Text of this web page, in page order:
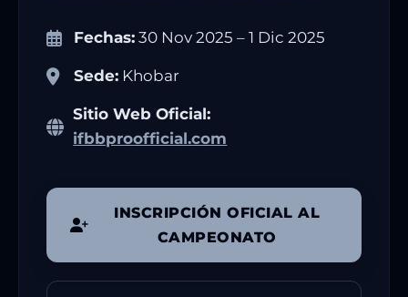
Fechas: 30 Nov 2025 – 1 Dic 2025
Sede: Khobar
Sitio Web Oficial:
ifbbproofficial.com
INSCRIPCIÓN OFICIAL AL
CAMPEONATO